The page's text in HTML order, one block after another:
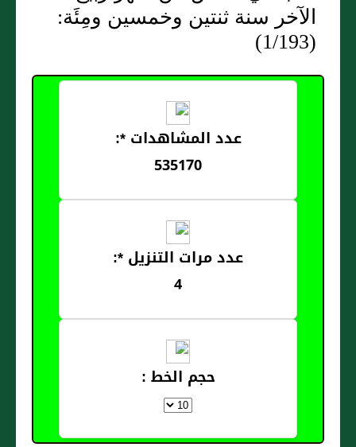
الآخر سنة ثنتين وخمسين ومِئَة:
(1/193)
عدد المشاهدات *:
535170
عدد مرات التنزيل *:
4
حجم الخط :